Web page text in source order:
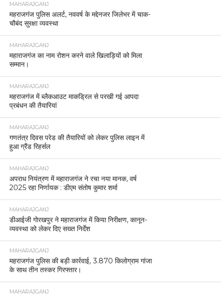
MAHARAJGANJ
महराजगंज पुलिस अलर्ट, नववर्ष के मद्देनजर जिलेभर में चाक-
चौबंद सुरक्षा व्यवस्था
MAHARAJGANJ
महाराजगंज का नाम रोशन करने वाले खिलाड़ियों को मिला
सम्मान।
MAHARAJGANJ
महराजगंज में ब्लैकआउट माकड्रिल से परखी गई आपदा
प्रबंधन की तैयारियां
MAHARAJGANJ
गणतंत्र दिवस परेड की तैयारियों को लेकर पुलिस लाइन में
हुआ ग्रैंड रिहर्सल
MAHARAJGANJ
अपराध नियंत्रण में महाराजगंज ने रचा नया मानक, वर्ष
2025 रहा निर्णायक : डीएम संतोष कुमार शर्मा
MAHARAJGANJ
डीआईजी गोरखपुर ने महाराजगंज में किया निरीक्षण, कानून-
व्यवस्था को लेकर दिए सख्त निर्देश
MAHARAJGANJ
महराजगंज पुलिस की बड़ी कार्रवाई, 3.870 किलोग्राम गांजा
के साथ तीन तस्कर गिरफ्तार।
MAHARAJGANJ